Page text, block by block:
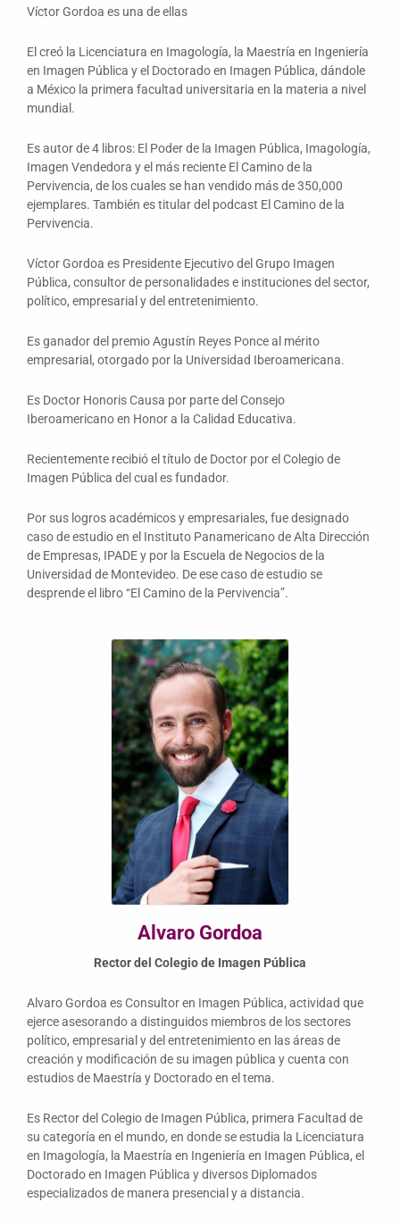
Víctor Gordoa es una de ellas
El creó la Licenciatura en Imagología, la Maestría en Ingeniería
en Imagen Pública y el Doctorado en Imagen Pública, dándole
a México la primera facultad universitaria en la materia a nivel
mundial.
Es autor de 4 libros: El Poder de la Imagen Pública, Imagología,
Imagen Vendedora y el más reciente El Camino de la
Pervivencia, de los cuales se han vendido más de 350,000
ejemplares. También es titular del podcast El Camino de la
Pervivencia.
Víctor Gordoa es Presidente Ejecutivo del Grupo Imagen
Pública, consultor de personalidades e instituciones del sector,
político, empresarial y del entretenimiento.
Es ganador del premio Agustín Reyes Ponce al mérito
empresarial, otorgado por la Universidad Iberoamericana.
Es Doctor Honoris Causa por parte del Consejo
Iberoamericano en Honor a la Calidad Educativa.
Recientemente recibió el título de Doctor por el Colegio de
Imagen Pública del cual es fundador.
Por sus logros académicos y empresariales, fue designado
caso de estudio en el Instituto Panamericano de Alta Dirección
de Empresas, IPADE y por la Escuela de Negocios de la
Universidad de Montevideo. De ese caso de estudio se
desprende el libro “El Camino de la Pervivencia”.
Alvaro Gordoa
Rector del Colegio de Imagen Pública
Alvaro Gordoa es Consultor en Imagen Pública, actividad que
ejerce asesorando a distinguidos miembros de los sectores
político, empresarial y del entretenimiento en las áreas de
creación y modificación de su imagen pública y cuenta con
estudios de Maestría y Doctorado en el tema.
Es Rector del Colegio de Imagen Pública, primera Facultad de
su categoría en el mundo, en donde se estudia la Licenciatura
en Imagología, la Maestría en Ingeniería en Imagen Pública, el
Doctorado en Imagen Pública y diversos Diplomados
especializados de manera presencial y a distancia.